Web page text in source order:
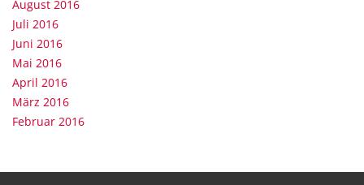
August 2016
Juli 2016
Juni 2016
Mai 2016
April 2016
März 2016
Februar 2016